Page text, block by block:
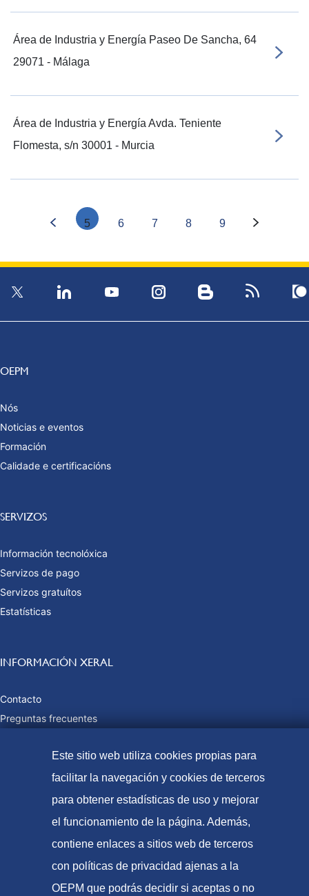
Área de Industria y Energía Paseo De Sancha, 64
29071 - Málaga
Área de Industria y Energía Avda. Teniente
Flomesta, s/n 30001 - Murcia
5 6 7 8 9
OEPM
Nós
Noticias e eventos
Formación
Calidade e certificacións
SERVIZOS
Información tecnolóxica
Servizos de pago
Servizos gratuítos
Estatísticas
INFORMACIÓN XERAL
Contacto
Preguntas frecuentes
Formas de pago
Accesibilidade
Aviso Legal
Este sitio web utiliza cookies propias para
facilitar la navegación y cookies de terceros
para obtener estadísticas de uso y mejorar
el funcionamiento de la página. Además,
contiene enlaces a sitios web de terceros
con políticas de privacidad ajenas a la
OEPM que podrás decidir si aceptas o no